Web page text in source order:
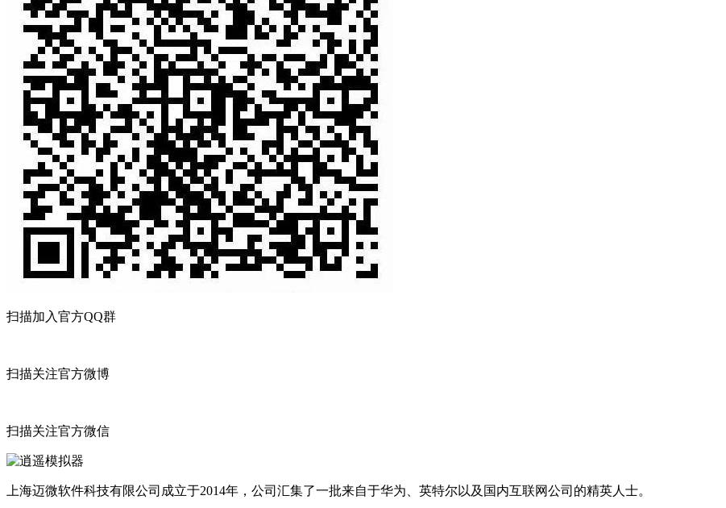
扫描加入官方QQ群
扫描关注官方微博
扫描关注官方微信
上海迈微软件科技有限公司成立于2014年，公司汇集了一批来自于华为、英特尔以及国内互联网公司的精英人士。